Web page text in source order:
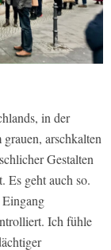
in der
arschkalten
Gestalten
Es geht auch so.
Ich fühle